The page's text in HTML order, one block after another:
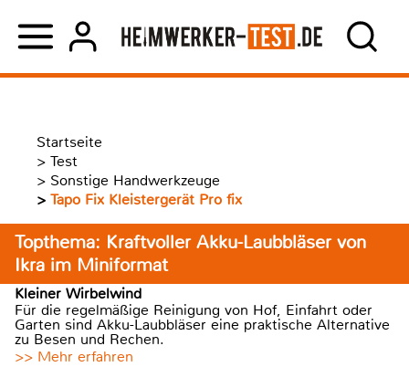
Startseite
> Test
> Sonstige Handwerkzeuge
> Tapo Fix Kleistergerät Pro fix
Topthema: Kraftvoller Akku-Laubbläser von
Ikra im Miniformat
Kleiner Wirbelwind
Für die regelmäßige Reinigung von Hof, Einfahrt oder
Garten sind Akku-Laubbläser eine praktische Alternative
zu Besen und Rechen.
>> Mehr erfahren